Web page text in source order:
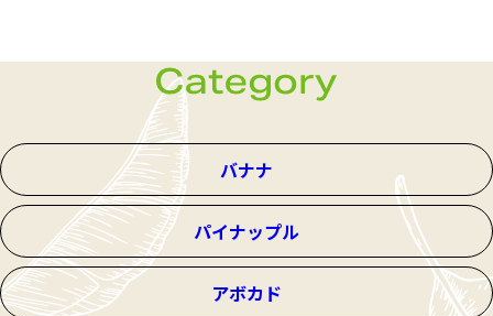
バナナ
パイナップル
アボカド